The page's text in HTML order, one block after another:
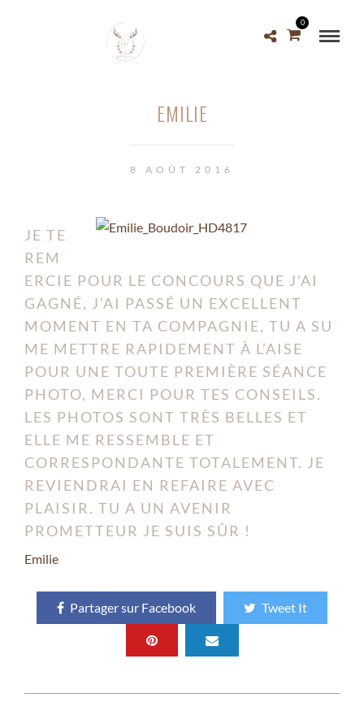
0
EMILIE
8 AOÛT 2016
JE TE
REM
ERCIE POUR LE CONCOURS QUE J’AI
GAGNÉ, J’AI PASSÉ UN EXCELLENT
MOMENT EN TA COMPAGNIE, TU A SU
ME METTRE RAPIDEMENT À L’AISE
POUR UNE TOUTE PREMIÈRE SÉANCE
PHOTO, MERCI POUR TES CONSEILS.
LES PHOTOS SONT TRÈS BELLES ET
ELLE ME RESSEMBLE ET
CORRESPONDANTE TOTALEMENT. JE
REVIENDRAI EN REFAIRE AVEC
PLAISIR. TU A UN AVENIR
PROMETTEUR JE SUIS SÛR !
Emilie
Partager sur Facebook Tweet It